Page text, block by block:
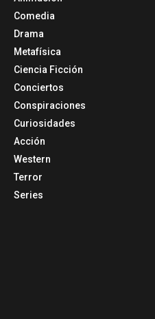
Comedia
Drama
Metafísica
Ciencia Ficción
Conciertos
Conspiraciones
Curiosidades
Acción
Western
Terror
Series